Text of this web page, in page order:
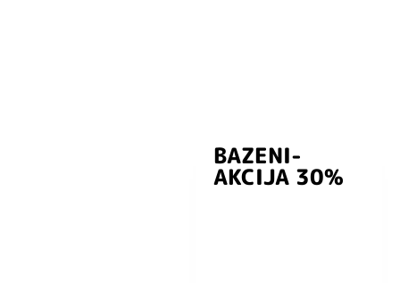
BAZENI-
AKCIJA 30%